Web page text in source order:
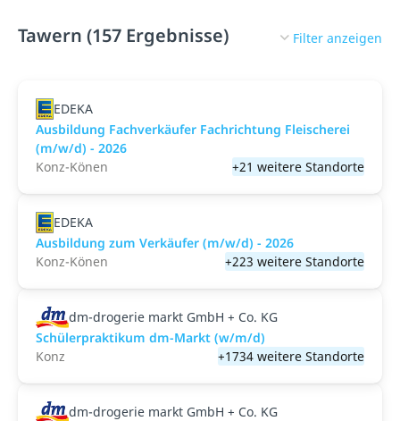
Tawern (157 Ergebnisse) Filter anzeigen
EDEKA
Ausbildung Fachverkäufer Fachrichtung Fleischerei
(m/w/d) - 2026
Konz-Könen
+21 weitere Standorte
EDEKA
Ausbildung zum Verkäufer (m/w/d) - 2026
Konz-Könen
+223 weitere Standorte
dm-drogerie markt GmbH + Co. KG
Schülerpraktikum dm-Markt (w/m/d)
Konz
+1734 weitere Standorte
dm-drogerie markt GmbH + Co. KG